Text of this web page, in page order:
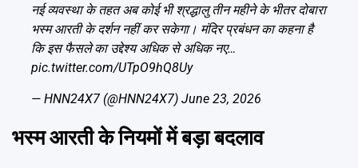
नई व्यवस्था के तहत अब कोई भी श्रद्धालु तीन महीने के भीतर दोबारा
भस्म आरती के दर्शन नहीं कर सकेगा। मंदिर प्रबंधन का कहना है
कि इस फैसले का उद्देश्य अधिक से अधिक नए…
pic.twitter.com/UTpO9hQ8Uy
— HNN24X7 (@HNN24X7) June 23, 2026
भस्म आरती के नियमों में बड़ा बदलाव